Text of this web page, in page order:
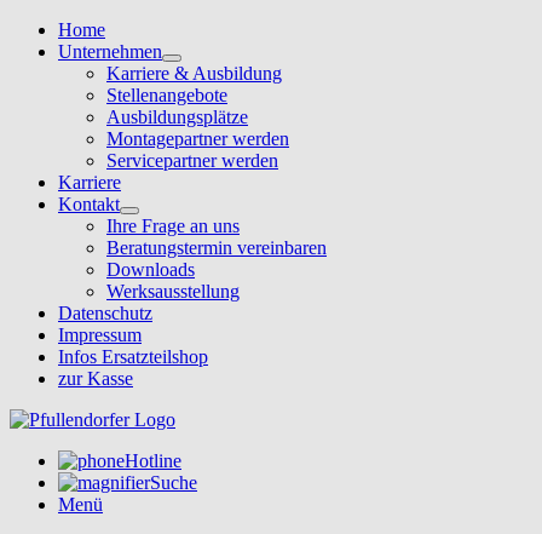
Home
Unternehmen
Karriere & Ausbildung
Stellenangebote
Ausbildungsplätze
Montagepartner werden
Servicepartner werden
Karriere
Kontakt
Ihre Frage an uns
Beratungstermin vereinbaren
Downloads
Werksausstellung
Datenschutz
Impressum
Infos Ersatzteilshop
zur Kasse
Hotline
Suche
Menü